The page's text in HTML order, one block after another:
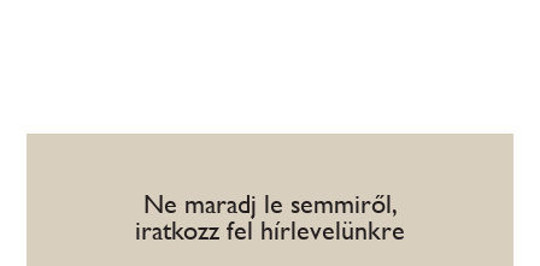
Ne maradj le semmiről,
iratkozz fel hírlevelünkre